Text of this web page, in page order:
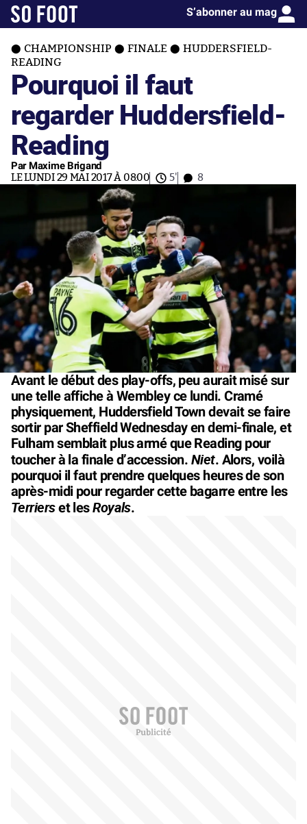
S’abonner au mag
CHAMPIONSHIP FINALE
HUDDERSFIELD-
READING
Pourquoi il faut
regarder Huddersfield-
Reading
Par Maxime Brigand
LE LUNDI 29 MAI 2017 À 08:00 5' 8
Avant le début des play-offs, peu aurait misé sur
une telle affiche à Wembley ce lundi. Cramé
physiquement, Huddersfield Town devait se faire
sortir par Sheffield Wednesday en demi-finale, et
Fulham semblait plus armé que Reading pour
toucher à la finale d’accession. Niet. Alors, voilà
pourquoi il faut prendre quelques heures de son
après-midi pour regarder cette bagarre entre les
Terrierset lesRoyals.